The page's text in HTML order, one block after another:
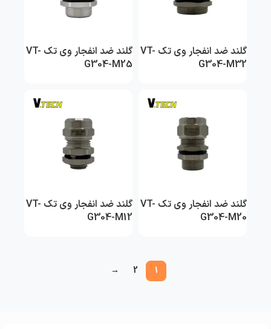
گلند ضد انفجار وی تک VT-
G304-M32
گلند ضد انفجار وی تک VT-
G304-M25
گلند ضد انفجار وی تک VT-
G304-M20
گلند ضد انفجار وی تک VT-
G304-M12
1
2
→